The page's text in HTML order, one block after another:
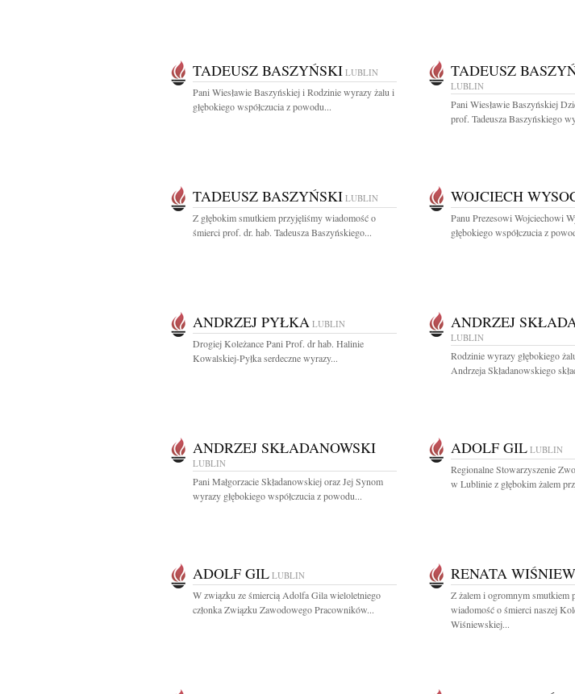
TADEUSZ BASZYŃSKI LUBLIN
Pani Wiesławie Baszyńskiej i Rodzinie wyrazy żalu i
głębokiego współczucia z powodu...
TADEUSZ
LUBLIN
Pani Wiesławie Baszyńskiej
prof. Tadeusza Baszyńskiego
TADEUSZ BASZYŃSKI LUBLIN
Z głębokim smutkiem przyjęliśmy wiadomość o
śmierci prof. dr. hab. Tadeusza Baszyńskiego...
WOJCIECH
Panu Prezesowi Wojciechowi
głębokiego współczucia z
ANDRZEJ PYŁKA LUBLIN
Drogiej Koleżance Pani Prof. dr hab. Halinie
Kowalskiej-Pyłka serdeczne wyrazy...
ANDRZEJ
LUBLIN
Rodzinie wyrazy głębokiego
Andrzeja Składanowskiego
ANDRZEJ SKŁADANOWSKI
LUBLIN
Pani Małgorzacie Składanowskiej oraz Jej Synom
wyrazy głębokiego współczucia z powodu...
ADOLF GIL LUBLIN
Regionalne Stowarzyszenie
w Lublinie z głębokim żalem
ADOLF GIL LUBLIN
W związku ze śmiercią Adolfa Gila wieloletniego
członka Związku Zawodowego Pracowników...
RENATA
Z żalem i ogromnym smutkiem
wiadomość o śmierci naszej
Wiśniewskiej...